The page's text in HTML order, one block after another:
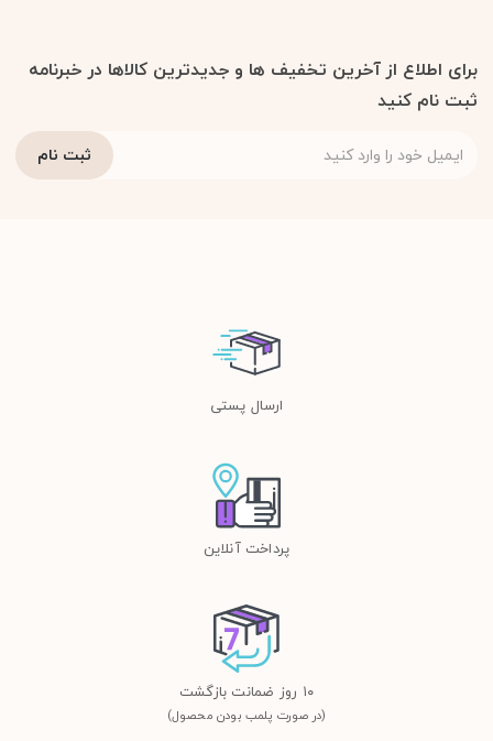
برای اطلاع از آخرین تخفیف ها و جدیدترین کالاها در خبرنامه
ثبت نام کنید
ارسال پستی
پرداخت آنلاین
١٠ روز ضمانت بازگشت
(در صورت پلمب بودن محصول)